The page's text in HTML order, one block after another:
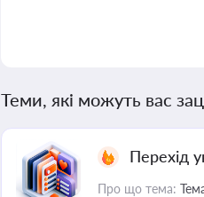
Теми, які можуть вас
Перехід
Про що тема: